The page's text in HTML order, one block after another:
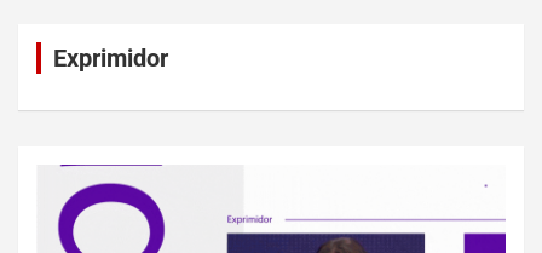
Exprimidor